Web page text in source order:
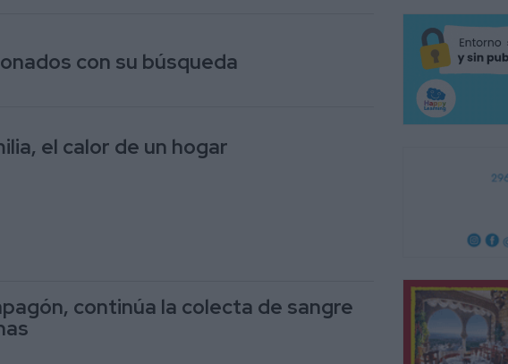
con su búsqueda
el calor de un hogar
continúa la colecta de sangre